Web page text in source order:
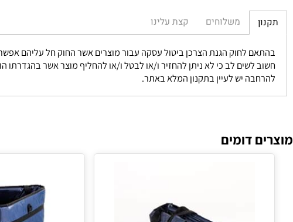
משלוחים
הגנת הצרכן ביטול עסקה עבור מוצרים אשר החוק חל עליהם אפשרי בתוך 14 יום מקבלת המוצר וזאת במידה ולא נעשה שימוש ומוחזר באריזתו המקורית.